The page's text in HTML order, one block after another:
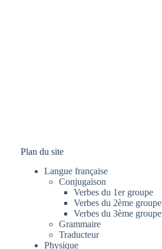
Plan du site
Langue française
Conjugaison
Verbes du 1er groupe
Verbes du 2ème groupe
Verbes du 3ème groupe
Grammaire
Traducteur
Physique